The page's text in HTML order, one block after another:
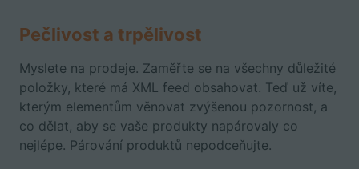
Pečlivost a trpělivost
Myslete na prodeje. Zaměřte se na všechny důležité
položky, které má XML feed obsahovat. Teď už víte,
kterým elementům věnovat zvýšenou pozornost, a
co dělat, aby se vaše produkty napárovaly co
nejlépe. Párování produktů nepodceňujte.